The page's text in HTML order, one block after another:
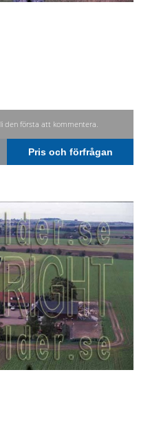
den första att kommentera.
Pris och förfrågan